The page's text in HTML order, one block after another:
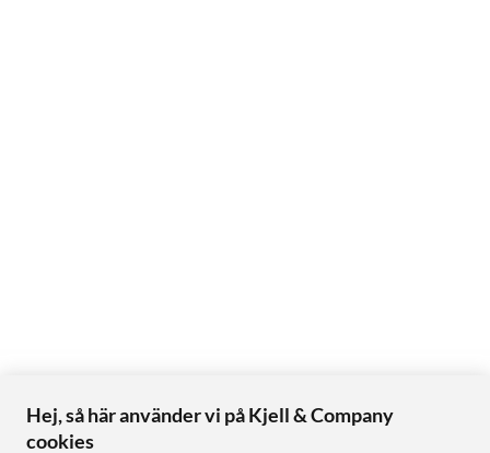
Hej, så här använder vi på Kjell & Company
cookies